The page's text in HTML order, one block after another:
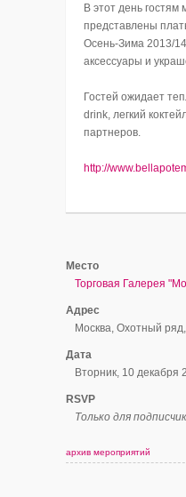
В этот день гостям
представлены
Осень-Зима 2013/
аксессуары и
Гостей ожидает
drink, легкий
партнеров.
http://
Место
Торговая Галерея
Адрес
Москва, Охотный
Дата
Вторник, 10 декабря
RSVP
Только для
архив мероприятий